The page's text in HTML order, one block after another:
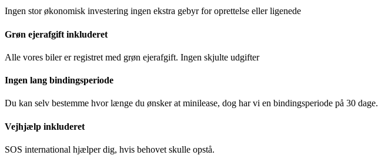
Ingen stor økonomisk investering ingen ekstra gebyr for oprettelse eller ligenede
Grøn ejerafgift inkluderet
Alle vores biler er registret med grøn ejerafgift. Ingen skjulte udgifter
Ingen lang bindingsperiode
Du kan selv bestemme hvor længe du ønsker at minilease, dog har vi en bindingsperiode på 30 dage.
Vejhjælp inkluderet
SOS international hjælper dig, hvis behovet skulle opstå.